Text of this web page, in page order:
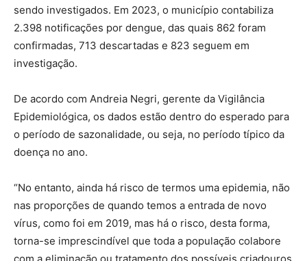
sendo investigados. Em 2023, o município contabiliza
2.398 notificações por dengue, das quais 862 foram
confirmadas, 713 descartadas e 823 seguem em
investigação.
De acordo com Andreia Negri, gerente da Vigilância
Epidemiológica, os dados estão dentro do esperado para
o período de sazonalidade, ou seja, no período típico da
doença no ano.
“No entanto, ainda há risco de termos uma epidemia, não
nas proporções de quando temos a entrada de novo
vírus, como foi em 2019, mas há o risco, desta forma,
torna-se imprescindível que toda a população colabore